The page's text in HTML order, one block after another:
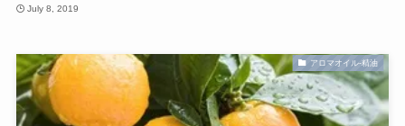
July 8, 2019
アロマオイル-精油